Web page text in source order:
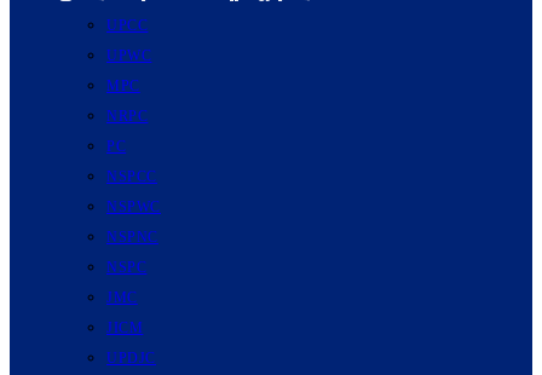
UPCC
UPWC
MPC
NRPC
PC
NSPCC
NSPWC
NSPNC
NSPC
JMC
JICM
UPDJC